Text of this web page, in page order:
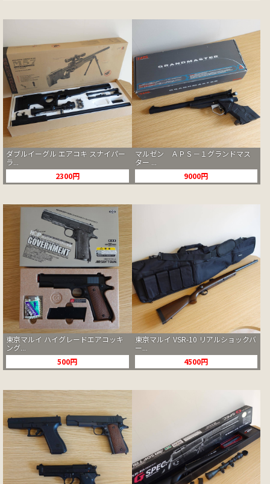
ダブルイーグル エアコキ スナイパー
ラ...
2300円
マルゼン ＡＰＳ－１グランドマス
ター ...
9000円
東京マルイ ハイグレードエアコッキ
ング...
500円
東京マルイ VSR-10 リアルショックバ
ー...
4500円